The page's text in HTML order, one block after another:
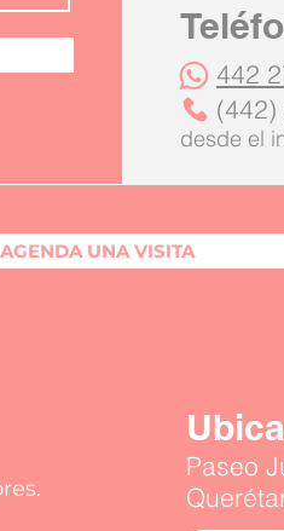
442
(442)
desde el
AGENDA UNA VISITA
Paseo